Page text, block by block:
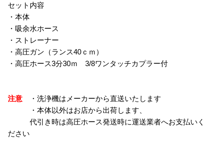
セット内容
・本体
・吸余水ホース
・ストレーナー
・高圧ガン（ランス40ｃｍ）
・高圧ホース3分30ｍ 3/8ワンタッチカプラー付
注意 ・洗浄機はメーカーから直送いたします
・本体以外はお店から出荷します、
代引き時は高圧ホース発送時に運送業者へお支払いく
ださい